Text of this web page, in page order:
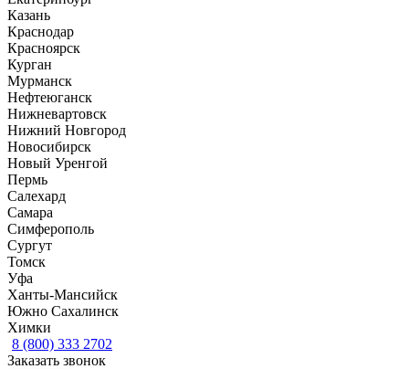
Казань
Краснодар
Красноярск
Курган
Мурманск
Нефтеюганск
Нижневартовск
Нижний Новгород
Новосибирск
Новый Уренгой
Пермь
Салехард
Самара
Симферополь
Сургут
Томск
Уфа
Ханты-Мансийск
Южно Сахалинск
Химки
8 (800) 333 2702
Заказать звонок